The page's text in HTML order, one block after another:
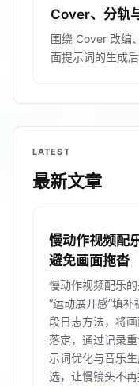
Cover、分轨
围绕 Cover 改编
面提示词的生成后
LATEST
最新文章
慢动作视频配
避免画面拖沓
慢动作视频配乐
“运动展开感”填
段日志方法，将画
落定，通过记录
示词优化与音乐
选，让慢镜头不再